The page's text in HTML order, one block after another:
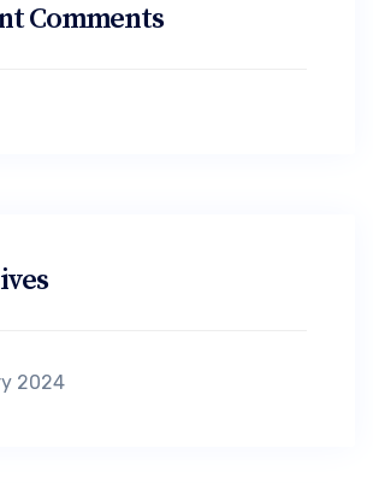
Comments
2024